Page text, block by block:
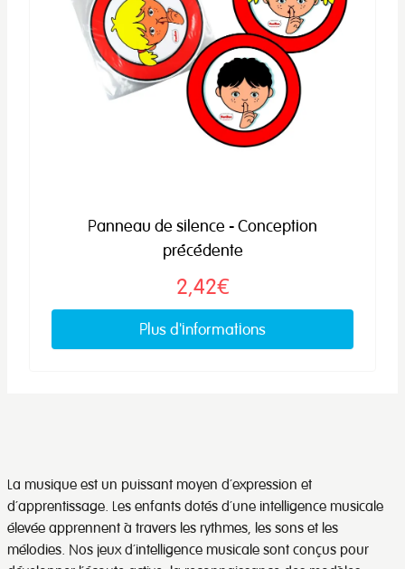
Panneau de silence - Conception
précédente
2,42€
Plus d'informations
La musique est un puissant moyen d’expression et
d’apprentissage. Les enfants dotés d’une intelligence musicale
élevée apprennent à travers les rythmes, les sons et les
mélodies. Nos jeux d’intelligence musicale sont conçus pour